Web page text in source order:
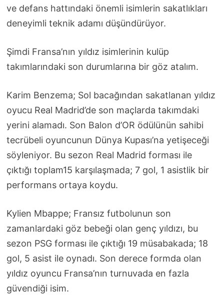
ve defans hattındaki önemli isimlerin sakatlıkları
deneyimli teknik adamı düşündürüyor.
Şimdi Fransa’nın yıldız isimlerinin kulüp
takımlarındaki son durumlarına bir göz atalım.
Karim Benzema; Sol bacağından sakatlanan yıldız
oyucu Real Madrid’de son maçlarda takımdaki
yerini alamadı. Son Balon d’OR ödülünün sahibi
tecrübeli oyuncunun Dünya Kupası’na yetişeceği
söyleniyor. Bu sezon Real Madrid forması ile
çıktığı toplam15 karşılaşmada; 7 gol, 1 asistlik bir
performans ortaya koydu.
Kylien Mbappe; Fransız futbolunun son
zamanlardaki göz bebeği olan genç yıldızı, bu
sezon PSG forması ile çıktığı 19 müsabakada; 18
gol, 5 asist ile oynadı. Son derece formda olan
yıldız oyuncu Fransa’nın turnuvada en fazla
güvendiği isim.